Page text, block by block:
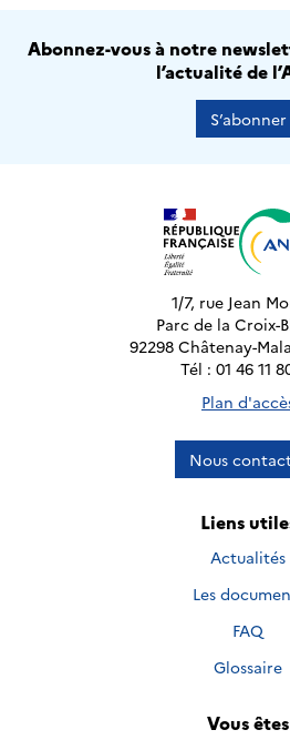
Abonnez-vous à notre
l’actualité de
S’abonner
1/7, rue Jean
Parc de la Croix-
92298 Châtenay-
Tél : 01 46 11
Plan
Nous
Liens
Actualités
Les
FAQ
Glossaire
Vous êtes